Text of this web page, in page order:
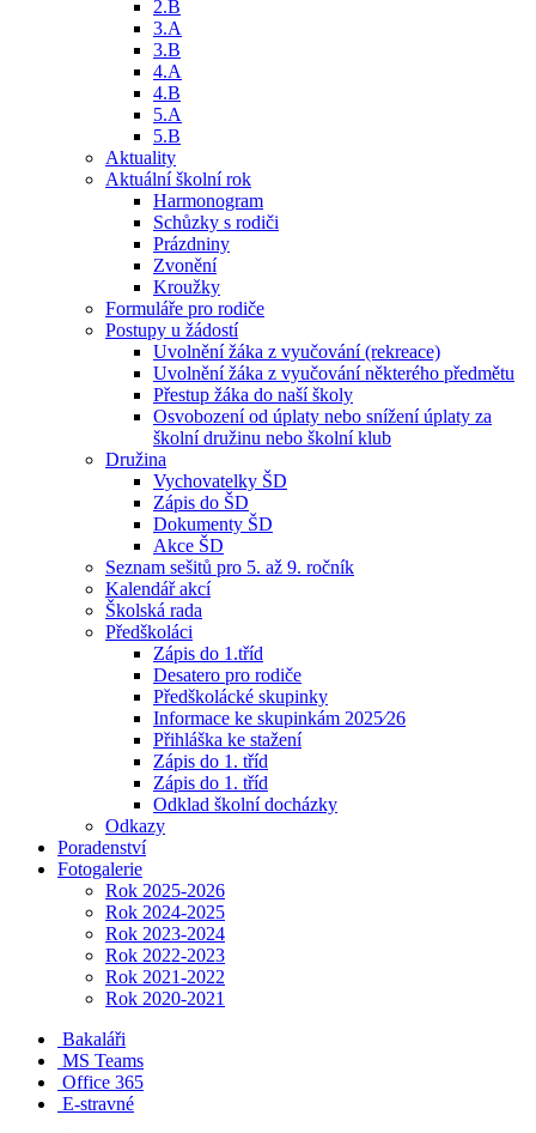
2.B
3.A
3.B
4.A
4.B
5.A
5.B
Aktuality
Aktuální školní rok
Harmonogram
Schůzky s rodiči
Prázdniny
Zvonění
Kroužky
Formuláře pro rodiče
Postupy u žádostí
Uvolnění žáka z vyučování (rekreace)
Uvolnění žáka z vyučování některého předmětu
Přestup žáka do naší školy
Osvobození od úplaty nebo snížení úplaty za
školní družinu nebo školní klub
Družina
Vychovatelky ŠD
Zápis do ŠD
Dokumenty ŠD
Akce ŠD
Seznam sešitů pro 5. až 9. ročník
Kalendář akcí
Školská rada
Předškoláci
Zápis do 1.tříd
Desatero pro rodiče
Předškolácké skupinky
Informace ke skupinkám 2025⁄26
Přihláška ke stažení
Zápis do 1. tříd
Zápis do 1. tříd
Odklad školní docházky
Odkazy
Poradenství
Fotogalerie
Rok 2025-2026
Rok 2024-2025
Rok 2023-2024
Rok 2022-2023
Rok 2021-2022
Rok 2020-2021
Bakaláři
MS Teams
Office 365
E-stravné